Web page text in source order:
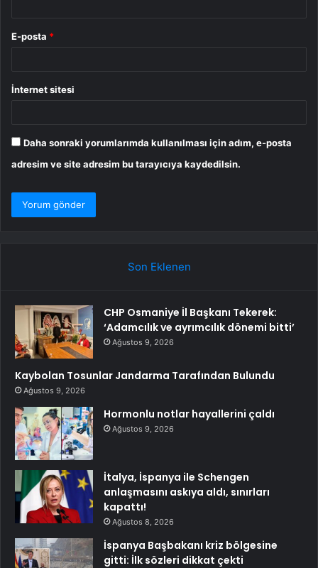
E-posta *
İnternet sitesi
Daha sonraki yorumlarımda kullanılması için adım, e-posta
adresim ve site adresim bu tarayıcıya kaydedilsin.
Son Eklenen
CHP Osmaniye İl Başkanı Tekerek:
‘Adamcılık ve ayrımcılık dönemi bitti’
Ağustos 9, 2026
Kaybolan Tosunlar Jandarma Tarafından Bulundu
Ağustos 9, 2026
Hormonlu notlar hayallerini çaldı
Ağustos 9, 2026
İtalya, İspanya ile Schengen
anlaşmasını askıya aldı, sınırları
kapattı!
Ağustos 8, 2026
İspanya Başbakanı kriz bölgesine
gitti: İlk sözleri dikkat çekti